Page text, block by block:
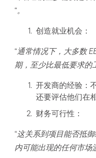
“。
创造就业机会：
“通常情况下，大多数
期，至少比最低要求的
开发商的经验：
还要评估他们在
财务可行性：
“这关系到项目能否抵
内可能出现的任何市场